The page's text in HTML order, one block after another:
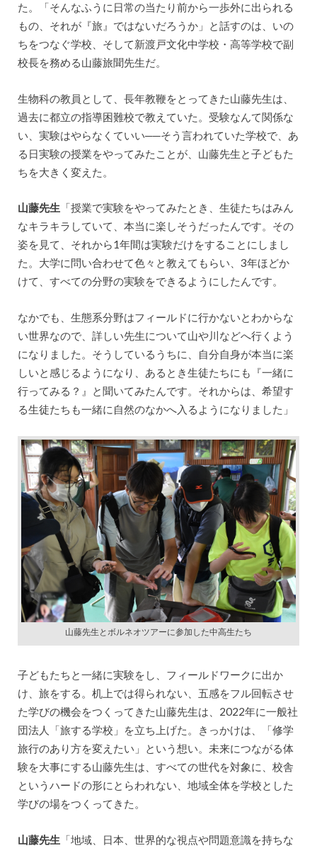
た。「そんなふうに日常の当たり前から一歩外に出られる
もの、それが『旅』ではないだろうか」と話すのは、いの
ちをつなぐ学校、そして新渡戸文化中学校・高等学校で副
校長を務める山藤旅聞先生だ。
生物科の教員として、長年教鞭をとってきた山藤先生は、
過去に都立の指導困難校で教えていた。受験なんて関係な
い、実験はやらなくていい──そう言われていた学校で、あ
る日実験の授業をやってみたことが、山藤先生と子どもた
ちを大きく変えた。
山藤先生 「授業で実験をやってみたとき、生徒たちはみん
なキラキラしていて、本当に楽しそうだったんです。その
姿を見て、それから1年間は実験だけをすることにしまし
た。大学に問い合わせて色々と教えてもらい、3年ほどか
けて、すべての分野の実験をできるようにしたんです。
なかでも、生態系分野はフィールドに行かないとわからな
い世界なので、詳しい先生について山や川などへ行くよう
になりました。そうしているうちに、自分自身が本当に楽
しいと感じるようになり、あるとき生徒たちにも『一緒に
行ってみる？』と聞いてみたんです。それからは、希望す
る生徒たちも一緒に自然のなかへ入るようになりました」
山藤先生とボルネオツアーに参加した中高生たち
子どもたちと一緒に実験をし、フィールドワークに出か
け、旅をする。机上では得られない、五感をフル回転させ
た学びの機会をつくってきた山藤先生は、2022年に一般社
団法人「旅する学校」を立ち上げた。きっかけは、「修学
旅行のあり方を変えたい」という想い。未来につながる体
験を大事にする山藤先生は、すべての世代を対象に、校舎
というハードの形にとらわれない、地域全体を学校とした
学びの場をつくってきた。
山藤先生 「​地域、日本、世界的な視点や問題意識を持ちな